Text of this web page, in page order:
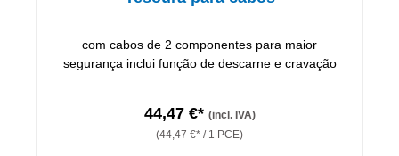
com cabos de 2 componentes para maior
segurança inclui função de descarne e cravação
44,47 €* (incl. IVA)
(44,47 €* / 1 PCE)